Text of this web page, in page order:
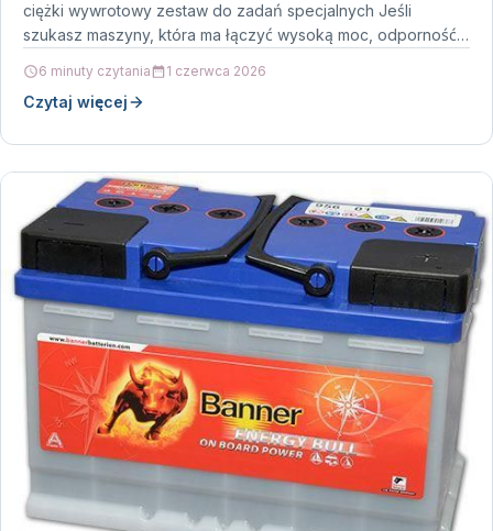
ciężki wywrotowy zestaw do zadań specjalnych Jeśli
szukasz maszyny, która ma łączyć wysoką moc, odporność
6 minuty czytania 1 czerwca 2026
Czytaj więcej